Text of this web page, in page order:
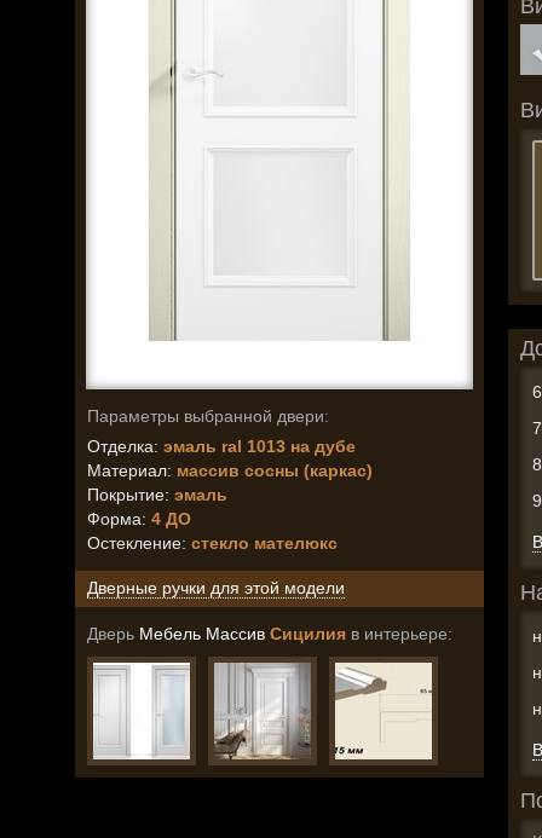
Параметры выбранной двери:
Отделка: эмаль ral 1013 на дубе
Материал: массив сосны (каркас)
Покрытие: эмаль
Форма: 4 ДО
Остекление: стекло мателюкс
Дверные ручки для этой модели
Дверь Мебель Массив Сицилия в интерьере: